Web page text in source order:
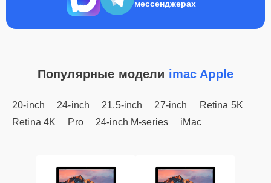
мессенджерах
Популярные модели imac Apple
20-inch 24-inch 21.5-inch 27-inch
Retina 5K
Retina 4K
Pro 24-inch M-series iMac